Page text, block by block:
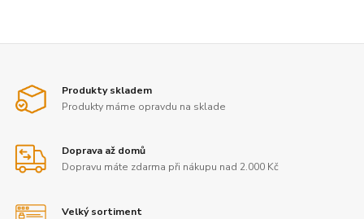
Produkty skladem
Produkty máme opravdu na sklade
Doprava až domů
Dopravu máte zdarma při nákupu nad 2.000 Kč
Velký sortiment